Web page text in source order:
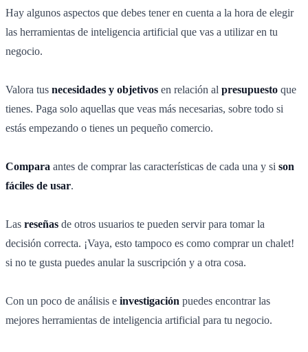
Hay algunos aspectos que debes tener en cuenta a la hora de elegir
las herramientas de inteligencia artificial que vas a utilizar en tu
negocio.
Valora tus necesidades y objetivos en relación al presupuesto que
tienes. Paga solo aquellas que veas más necesarias, sobre todo si
estás empezando o tienes un pequeño comercio.
Compara antes de comprar las características de cada una y si son
fáciles de usar.
Las reseñas de otros usuarios te pueden servir para tomar la
decisión correcta. ¡Vaya, esto tampoco es como comprar un chalet!
si no te gusta puedes anular la suscripción y a otra cosa.
Con un poco de análisis e investigación puedes encontrar las
mejores herramientas de inteligencia artificial para tu negocio.